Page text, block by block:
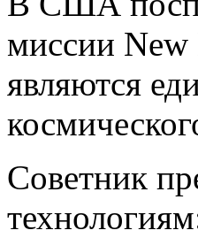
миссии
являются
Советник